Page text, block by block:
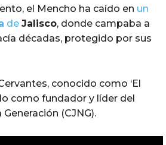
el Mencho ha caído en un
de Jalisco, donde campaba a
décadas, protegido por sus
conocido como ‘El
como fundador y líder del
Generación (CJNG).